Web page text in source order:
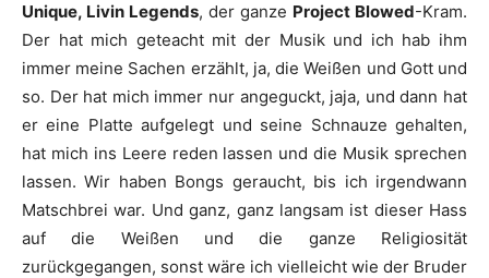
Unique, Livin Legends, der ganze Project Blowed-Kram.
Der hat mich geteacht mit der Musik und ich hab ihm
immer meine Sachen erzählt, ja, die Weißen und Gott und
so. Der hat mich immer nur angeguckt, jaja, und dann hat
er eine Platte aufgelegt und seine Schnauze gehalten,
hat mich ins Leere reden lassen und die Musik sprechen
lassen. Wir haben Bongs geraucht, bis ich irgendwann
Matschbrei war. Und ganz, ganz langsam ist dieser Hass
auf die Weißen und die ganze Religiosität
zurückgegangen, sonst wäre ich vielleicht wie der Bruder